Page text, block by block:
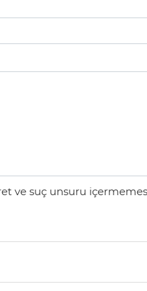
ve suç unsuru